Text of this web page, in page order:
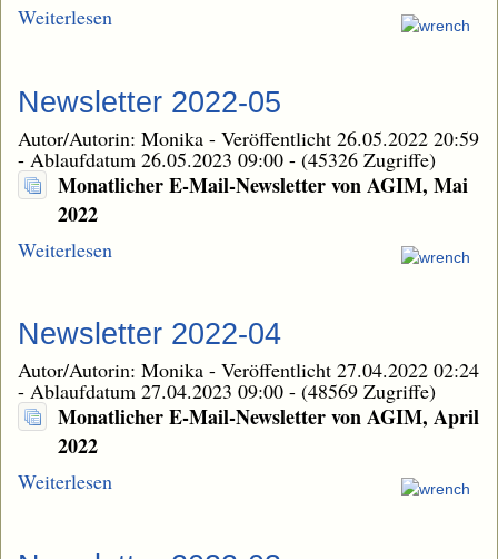
Weiterlesen
Newsletter 2022-05
Autor/Autorin: Monika - Veröffentlicht 26.05.2022 20:59
- Ablaufdatum 26.05.2023 09:00 - (45326 Zugriffe)
Monatlicher E-Mail-Newsletter von AGIM, Mai
2022
Weiterlesen
Newsletter 2022-04
Autor/Autorin: Monika - Veröffentlicht 27.04.2022 02:24
- Ablaufdatum 27.04.2023 09:00 - (48569 Zugriffe)
Monatlicher E-Mail-Newsletter von AGIM, April
2022
Weiterlesen